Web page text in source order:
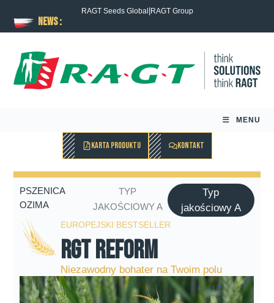
News :
RAGT Seeds Global RAGT Group
MENU
KARTA PRODUKTU KONTAKT
PSZENICA
OZIMA
TYP
JAKOŚCIOWY A
Typ
jakościowy A
EUROPEJSKI BESTSELLER
RGT Reform
Niezawodny bohater na Twoim polu